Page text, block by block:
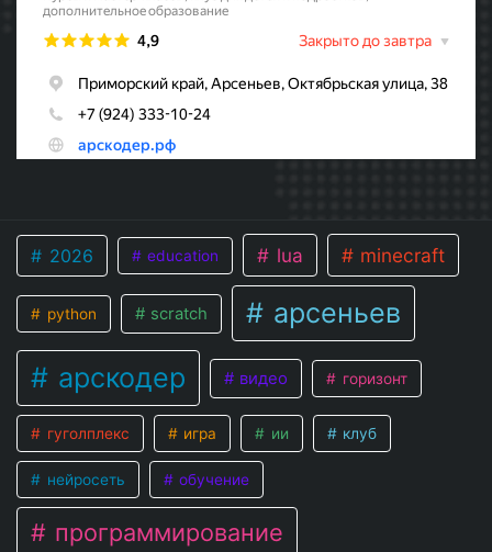
2026 education lua minecraft
python scratch
арсеньев
арскодер
видео горизонт
гуголплекс игра ии клуб
нейросеть обучение
программирование